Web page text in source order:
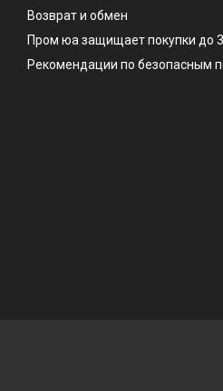
Возврат и обмен
Пром юа защищает покупки до
Рекомендации по безопасным